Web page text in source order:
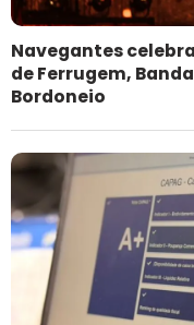
Navegantes
de Ferrugem,
Bordoneio